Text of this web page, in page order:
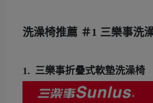
洗澡椅推薦 ＃1 三樂事洗
1. 三樂事折疊式軟墊洗澡椅